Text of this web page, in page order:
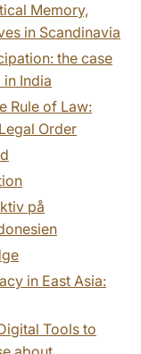
Memory,
in Scandinavia
the case
India
Rule of Law:
Order
på
in East Asia:
Tools to